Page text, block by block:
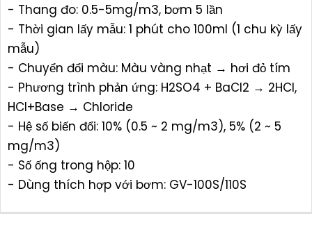
- Thang đo: 0.5-5mg/m3, bơm 5 lần
- Thời gian lấy mẫu: 1 phút cho 100ml (1 chu kỳ lấy
mẫu)
- Chuyển đổi màu: Màu vàng nhạt → hơi đỏ tím
- Phương trình phản ứng: H2SO4 + BaCl2 → 2HCl,
HCl+Base → Chloride
- Hệ số biến đổi: 10% (0.5 ~ 2 mg/m3), 5% (2 ~ 5
mg/m3)
- Số ống trong hộp: 10
- Dùng thích hợp với bơm: GV-100S/110S